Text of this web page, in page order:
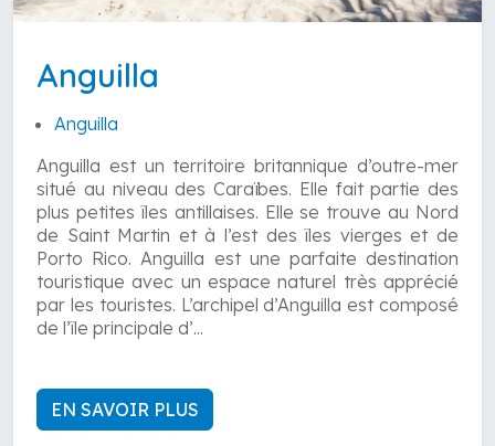
Anguilla
Anguilla
Anguilla est un territoire britannique d’outre-mer
situé au niveau des Caraïbes. Elle fait partie des
plus petites îles antillaises. Elle se trouve au Nord
de Saint Martin et à l’est des îles vierges et de
Porto Rico. Anguilla est une parfaite destination
touristique avec un espace naturel très apprécié
par les touristes. L’archipel d’Anguilla est composé
de l’île principale d’...
EN SAVOIR PLUS